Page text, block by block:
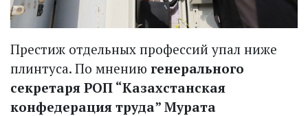
Престиж отдельных профессий упал ниже
плинтуса. По мнению генерального
секретаря РОП “Казахстанская
конфедерация труда” Мурата